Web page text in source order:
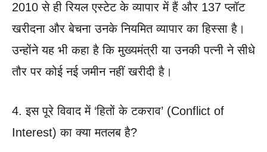
2010 से ही रियल एस्टेट के व्यापार में हैं और 137 प्लॉट
खरीदना और बेचना उनके नियमित व्यापार का हिस्सा है।
उन्होंने यह भी कहा है कि मुख्यमंत्री या उनकी पत्नी ने सीधे
तौर पर कोई नई जमीन नहीं खरीदी है।
4. इस पूरे विवाद में ‘हितों के टकराव’ (Conflict of
Interest) का क्या मतलब है?